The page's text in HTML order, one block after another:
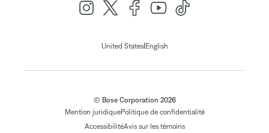
United States| English
© Bose Corporation 2026
Mention juridiquePolitique de confidentialité
AccessibilitéAvis sur les témoins